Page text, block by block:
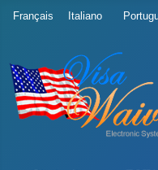
Sprache auswählen
Français Italiano